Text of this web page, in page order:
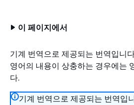
이 페이지에서
기계 번역으로 제공되는 번역입니
영어의 내용이 상충하는 경우에는
다.
기계 번역으로 제공되는 번역입